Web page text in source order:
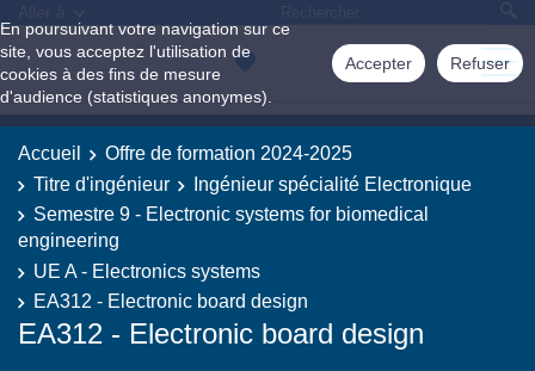
En poursuivant votre navigation sur ce
site, vous acceptez l'utilisation de
cookies à des fins de mesure
d'audience (statistiques anonymes).
Accepter Refuser
Aller à
Accueil
Offre de formation 2024-2025
Titre d'ingénieur
Ingénieur spécialité Electronique
Semestre 9 - Electronic systems for biomedical
engineering
UE A - Electronics systems
EA312 - Electronic board design
EA312 - Electronic board design